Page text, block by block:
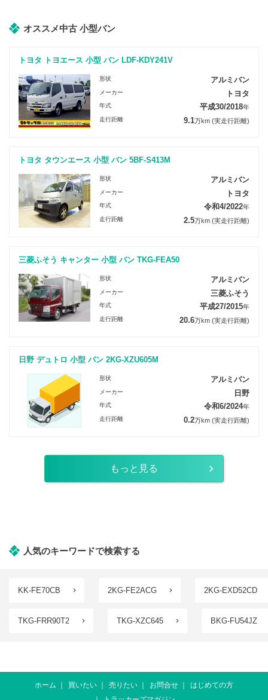
オススメ中古 小型バン
トヨタ トヨエース 小型 バン LDF-KDY241V
形状 アルミバン
メーカー トヨタ
年式 平成30/2018年
走行距離 9.1万km (実走行距離)
トヨタ タウンエース 小型 バン 5BF-S413M
形状 アルミバン
メーカー トヨタ
年式 令和4/2022年
走行距離 2.5万km (実走行距離)
三菱ふそう キャンター 小型 バン TKG-FEA50
形状 アルミバン
メーカー 三菱ふそう
年式 平成27/2015年
走行距離 20.6万km (実走行距離)
日野 デュトロ 小型 バン 2KG-XZU605M
形状 アルミバン
メーカー 日野
年式 令和6/2024年
走行距離 0.2万km (実走行距離)
もっと見る
人気のキーワードで検索する
KK-FE70CB 2KG-FE2ACG 2KG-EXD52CD
TKG-FRR90T2 TKG-XZC645 BKG-FU54JZ
ホーム 買いたい 売りたい お問合せ
はじめての方